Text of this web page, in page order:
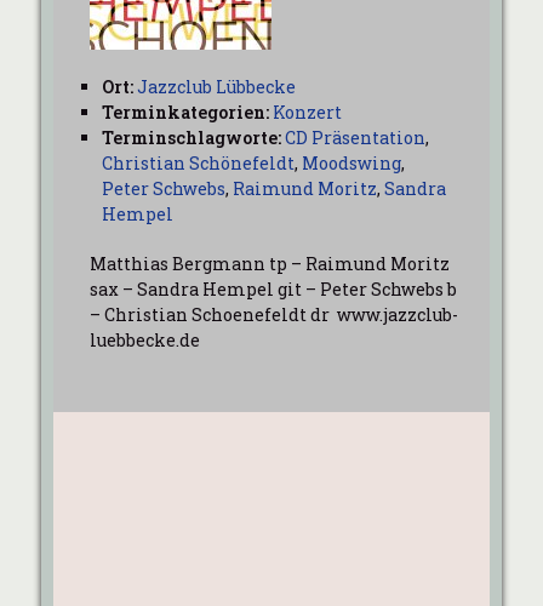
Ort:Jazzclub Lübbecke
Terminkategorien: Konzert
Terminschlagworte:CD Präsentation,
Christian Schönefeldt, Moodswing,
Peter Schwebs, Raimund Moritz, Sandra
Hempel
Matthias Bergmann tp – Raimund Moritz
sax – Sandra Hempel git – Peter Schwebs b
– Christian Schoenefeldt dr www.jazzclub-
luebbecke.de